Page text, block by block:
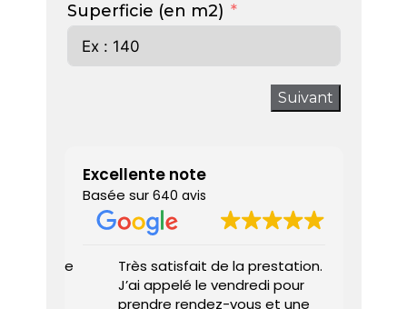
Superficie (en m2)
Suivant
Excellente note
Basée sur 640 avis
Très satisfait de la prestation.
J’ai appelé le vendredi pour
prendre rendez-vous et une